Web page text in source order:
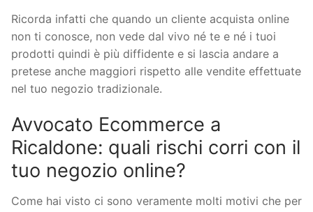
Ricorda infatti che quando un cliente acquista online
non ti conosce, non vede dal vivo né te e né i tuoi
prodotti quindi è più diffidente e si lascia andare a
pretese anche maggiori rispetto alle vendite effettuate
nel tuo negozio tradizionale.
Avvocato Ecommerce a
Ricaldone: quali rischi corri con il
tuo negozio online?
Come hai visto ci sono veramente molti motivi che per